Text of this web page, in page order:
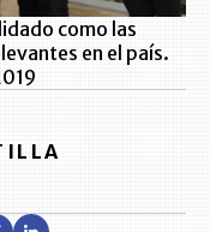
como las
en el país.